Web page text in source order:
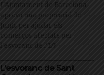
L’Ajuntament de Barcelona
aprova una proposició de
Junts per ajudar els
comerços afectats per
l'esvoranc de l'L9
L’esvoranc de Sant